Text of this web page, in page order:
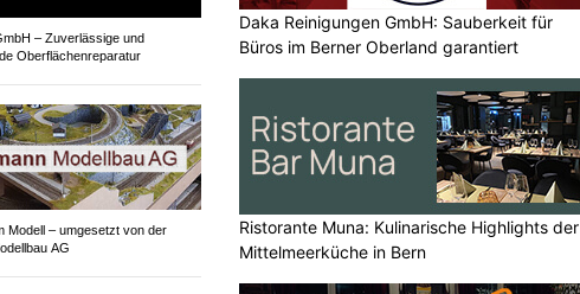
– Zuverlässige und
Oberflächenreparatur
Modell – umgesetzt von der
AG
Daka Reinigungen GmbH: Sauberkeit für
Büros im Berner Oberland garantiert
Ristorante Muna: Kulinarische Highlights der
Mittelmeerküche in Bern